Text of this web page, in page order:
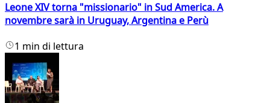
Leone XIV torna "missionario" in Sud America. A
novembre sarà in Uruguay, Argentina e Perù
1 min di lettura